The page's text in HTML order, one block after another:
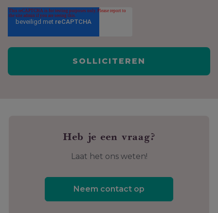
Heb je een vraag?
Laat het ons weten!
Neem contact op